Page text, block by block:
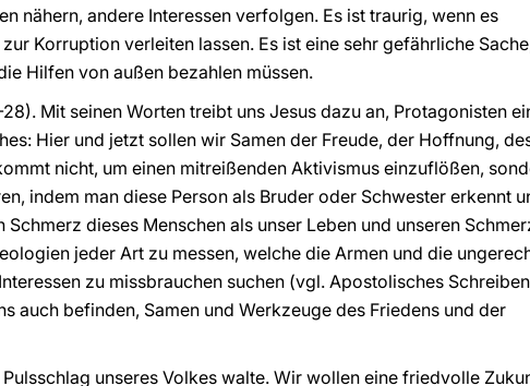
nähern, andere Interessen verfolgen. Es ist traurig, wenn es
Korruption verleiten lassen. Es ist eine sehr gefährliche
Hilfen von außen bezahlen müssen.
Mit seinen Worten treibt uns Jesus dazu an, Protagonisten
Hier und jetzt sollen wir Samen der Freude, der Hoffnung,
nicht, um einen mitreißenden Aktivismus einzuflößen,
indem man diese Person als Bruder oder Schwester erkennt
dieses Menschen als unser Leben und unseren
jeder Art zu messen, welche die Armen und die
zu missbrauchen suchen (vgl. Apostolisches Schreiben
auch befinden, Samen und Werkzeuge des Friedens und der
unseres Volkes walte. Wir wollen eine friedvolle